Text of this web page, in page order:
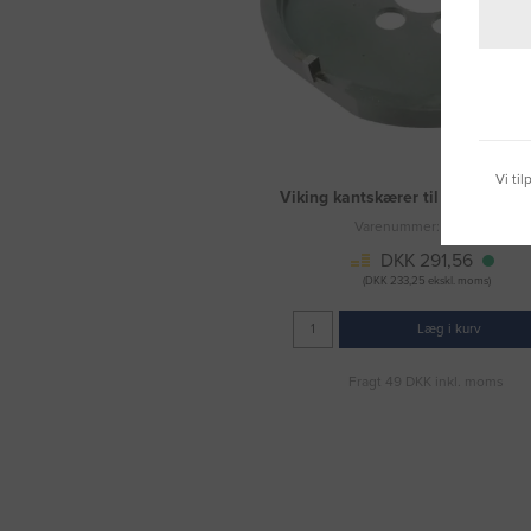
Viking kantskærer til Ø68 mm
Varenummer: 3021590
DKK 291,56
(DKK 233,25 ekskl. moms)
Læg i kurv
Fragt 49 DKK inkl. moms
Vi